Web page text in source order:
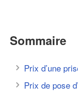
Sommaire
Prix d’une
Prix de pose